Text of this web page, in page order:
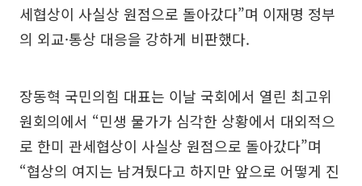
세협상이 사실상 원점으로 돌아갔다”며 이재명 정부
의 외교·통상 대응을 강하게 비판했다.
장동혁 국민의힘 대표는 이날 국회에서 열린 최고위
원회의에서 “민생 물가가 심각한 상황에서 대외적으
로 한미 관세협상이 사실상 원점으로 돌아갔다”며
“협상의 여지는 남겨뒀다고 하지만 앞으로 어떻게 진